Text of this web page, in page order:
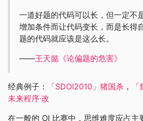
一道好题的代码可以长，但一定不
增加条件而让代码变长，而是长得
题的代码就应该是这么长。
——王天懿《论偏题的危害》
经典例子： 「SDOI2010」猪国杀 ，
未来程序·改
在一般的 OI 比赛中，思维难度应占主